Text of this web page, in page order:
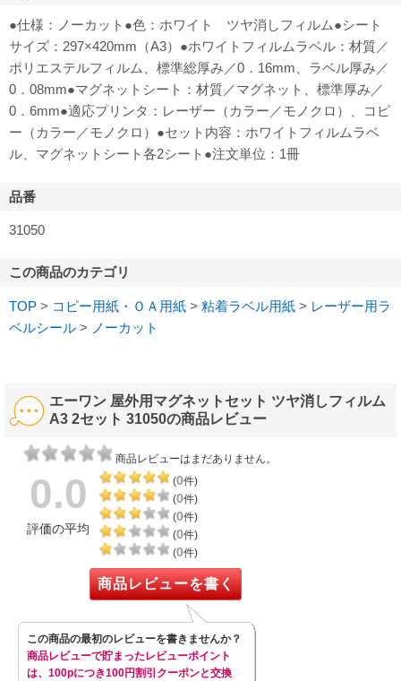
●仕様：ノーカット●色：ホワイト ツヤ消しフィルム●シート
サイズ：297×420mm（A3）●ホワイトフィルムラベル：材質／
ポリエステルフィルム、標準総厚み／0．16mm、ラベル厚み／
0．08mm●マグネットシート：材質／マグネット、標準厚み／
0．6mm●適応プリンタ：レーザー（カラー／モノクロ）、コピ
ー（カラー／モノクロ）●セット内容：ホワイトフィルムラベ
ル、マグネットシート各2シート●注文単位：1冊
品番
31050
この商品のカテゴリ
TOP > コピー用紙・ＯＡ用紙 > 粘着ラベル用紙 > レーザー用ラ
ベルシール > ノーカット
エーワン 屋外用マグネットセット ツヤ消しフィルム
A3 2セット 31050の商品レビュー
商品レビューはまだありません。
0.0
評価の平均
(0件)
(0件)
(0件)
(0件)
(0件)
商品レビューを書く
この商品の最初のレビューを書きませんか？
商品レビューで貯まったレビューポイント
は、100pにつき100円割引クーポンと交換